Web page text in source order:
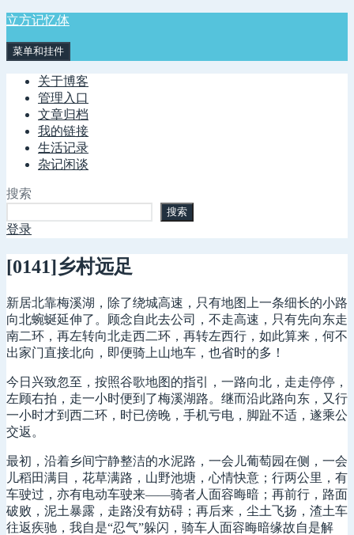
跳
内
立方记忆体
菜单和挂件
关于博客
管理入口
文章归档
我的链接
生活记录
杂记闲谈
搜索
搜索
登录
[0141]乡村远足
新居北靠梅溪湖，除了绕城高速，只有地图上一条细长的小路
向北蜿蜒延伸了。顾念自此去公司，不走高速，只有先向东走
南二环，再左转向北走西二环，再转左西行，如此算来，何不
出家门直接北向，即便骑上山地车，也省时的多！
今日兴致忽至，按照谷歌地图的指引，一路向北，走走停停，
左顾右拍，走一小时便到了梅溪湖路。继而沿此路向东，又行
一小时才到西二环，时已傍晚，手机亏电，脚趾不适，遂乘公
交返。
最初，沿着乡间宁静整洁的水泥路，一会儿葡萄园在侧，一会
儿稻田满目，花草满路，山野池塘，心情快意；行两公里，有
车驶过，亦有电动车驶来——骑者人面容晦暗；再前行，路面
破败，泥土暴露，走路没有妨碍；再后来，尘土飞扬，渣土车
往返疾驰，我自是“忍气”躲闪，骑车人面容晦暗缘故自是解